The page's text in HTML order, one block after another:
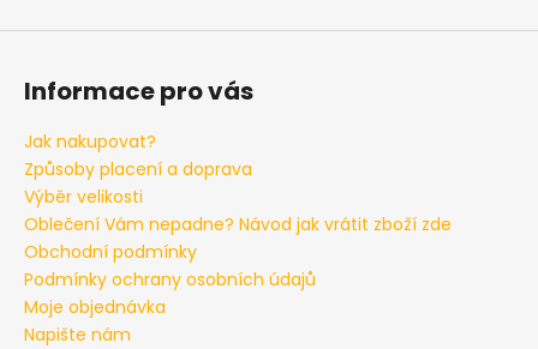
Informace pro vás
Jak nakupovat?
Způsoby placení a doprava
Výběr velikosti
Oblečení Vám nepadne? Návod jak vrátit zboží zde
Obchodní podmínky
Podmínky ochrany osobních údajů
Moje objednávka
Napište nám